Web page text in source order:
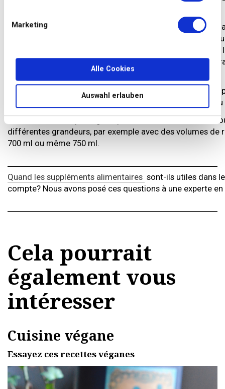
Marketing
Alle Cookies
Auswahl erlauben
Vous souhaitez préparer votre shake au studio de fitness
trouve des shakers de protéines avec compartiment à
transporter facilement votre poudre dans votre shaker et
sport. Ce compartiment supplémentaire est également
comprimés – de créatine, par exemple.
Veillez à pouvoir démonter facilement votre shaker. Cela
problème. Un grand nombre de shakers sont résistants
Le volume de remplissage dépend du shake désiré. On
différentes grandeurs, par exemple avec des volumes de
700 ml ou même 750 ml.
Quand les suppléments alimentaires sont-ils utiles dans
compte? Nous avons posé ces questions à une experte
Cela pourrait
également vous
intéresser
Cuisine végane
Essayez ces recettes véganes